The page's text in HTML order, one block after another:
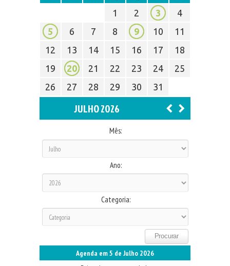
1
2 3
4
5
6 7 8 9 10
11
12
13 14 15 16 17
18
19
20 21 22 23 24
25
26
27 28 29 30 31
JULHO 2026
Mês:
Ano:
Categoria:
Agenda em 5 de Julho 2026